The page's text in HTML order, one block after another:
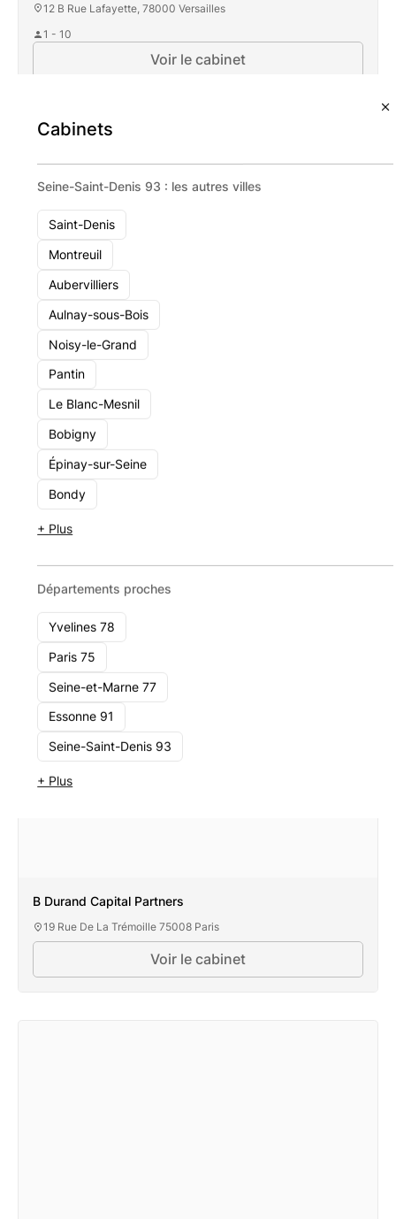
Cabinets
Seine-Saint-Denis 93 : les autres villes
Saint-Denis
Montreuil
Aubervilliers
Aulnay-sous-Bois
Noisy-le-Grand
Pantin
Le Blanc-Mesnil
Bobigny
Épinay-sur-Seine
Bondy
+ Plus
Départements proches
Yvelines 78
Paris 75
Seine-et-Marne 77
Essonne 91
Seine-Saint-Denis 93
+ Plus
12 B Rue Lafayette, 78000 Versailles
1 - 10
Voir le cabinet
Ldv Patrimoine
10 Rue De Penthièvre 75008 Paris
B Durand Capital Partners
19 Rue De La Trémoille 75008 Paris
Voir le cabinet